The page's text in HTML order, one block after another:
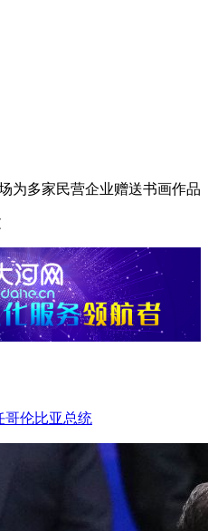
为多家民营企业赠送书画作品
哥伦比亚总统